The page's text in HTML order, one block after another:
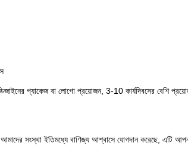
প্যাকেজ বা লোগো প্রয়োজন, 3-10 কার্যদিবসের বেশি
আমাদের সংস্থা ইতিমধ্যে বাণিজ্য আশ্বাসে যোগদান করেছে, এটি